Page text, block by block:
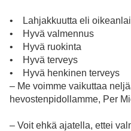
• Lahjakkuutta eli
• Hyvä valmennus
• Hyvä ruokinta
• Hyvä terveys
• Hyvä henkinen terveys
– Me voimme vaikuttaa
hevostenpidollamme, Per
– Voit ehkä ajatella, ettei